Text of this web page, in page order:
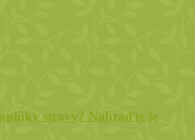
stravy? Nahraďte je